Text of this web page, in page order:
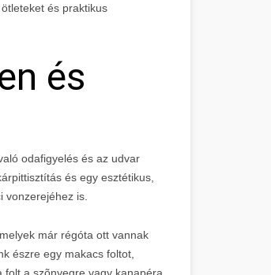
és praktikus
és
odafigyelés és az udvar
és egy esztétikus,
is.
már régóta ott vannak
észre egy makacs foltot,
a szõnyegre vagy kanapéra,